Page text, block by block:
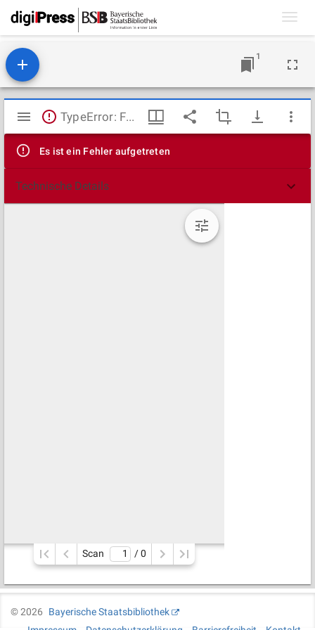
1
Mirador
Viewer
TypeError: Failed to fetch
Es ist ein Fehler aufgetreten
Technische Details
Scan / 0
©2026
Bayerische Staatsbibliothek